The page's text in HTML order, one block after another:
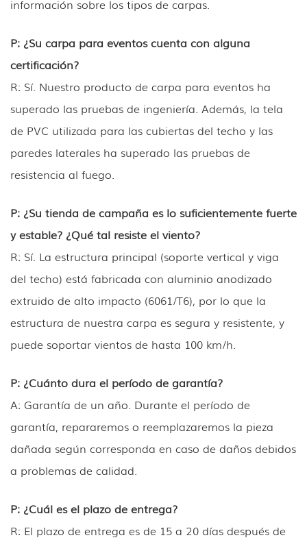
información sobre los tipos de carpas.
P: ¿Su carpa para eventos cuenta con alguna
certificación?
R: Sí. Nuestro producto de carpa para eventos ha
superado las pruebas de ingeniería. Además, la tela
de PVC utilizada para las cubiertas del techo y las
paredes laterales ha superado las pruebas de
resistencia al fuego.
P: ¿Su tienda de campaña es lo suficientemente fuerte
y estable? ¿Qué tal resiste el viento?
R: Sí. La estructura principal (soporte vertical y viga
del techo) está fabricada con aluminio anodizado
extruido de alto impacto (6061/T6), por lo que la
estructura de nuestra carpa es segura y resistente, y
puede soportar vientos de hasta 100 km/h.
P: ¿Cuánto dura el período de garantía?
A: Garantía de un año. Durante el período de
garantía, repararemos o reemplazaremos la pieza
dañada según corresponda en caso de daños debidos
a problemas de calidad.
P: ¿Cuál es el plazo de entrega?
R: El plazo de entrega es de 15 a 20 días después de